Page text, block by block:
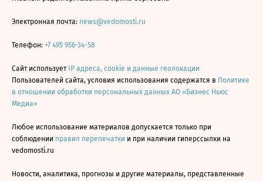
Электронная почта: news@vedomosti.ru
Телефон: +7 495 956-34-58
Сайт использует IP адреса, cookie и данные геолокации
Пользователей сайта, условия использования содержатся в Политике
в отношении обработки персональных данных АО «Бизнес Ньюс
Медиа»
Любое использование материалов допускается только при
соблюдении правил перепечатки и при наличии гиперссылки на
vedomosti.ru
Новости, аналитика, прогнозы и другие материалы, представленные